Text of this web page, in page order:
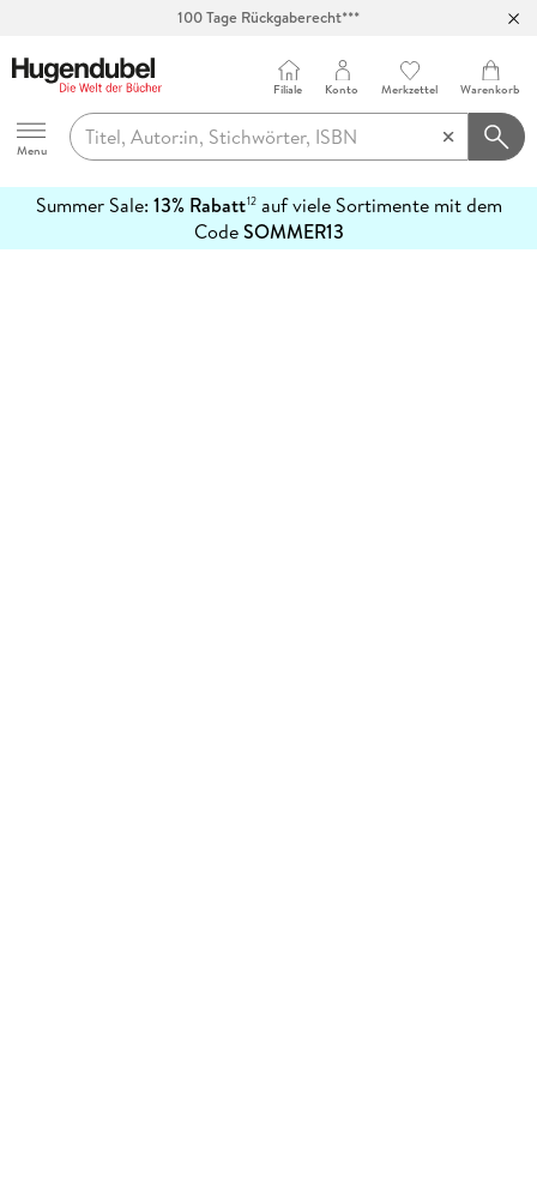
100 Tage Rückgaberecht***
Hugendubel
Menu
Filiale Konto Merkzettel Warenkorb
Summer Sale: 13% Rabatt12auf viele Sortimente mit dem
CodeSOMMER13
erfahren